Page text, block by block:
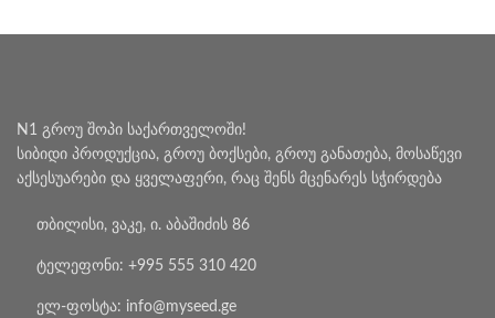
N1 გროუ შოპი საქართველოში!
სიბიდი პროდუქცია, გროუ ბოქსები, გროუ განათება, მოსაწევი
აქსესუარები და ყველაფერი, რაც შენს მცენარეს სჭირდება
თბილისი, ვაკე, ი. აბაშიძის 86
ტელეფონი: +995 555 310 420
ელ-ფოსტა: info@myseed.ge